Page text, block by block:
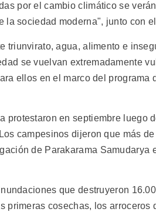
por el cambio climático se
la sociedad moderna", junto con
triunvirato, agua, alimento e
se vuelvan extremadamente
ellos en el marco del programa
protestaron en septiembre luego
campesinos dijeron que más
de Parakarama Samudarya
que destruyeron
primeras cosechas, los arroceros